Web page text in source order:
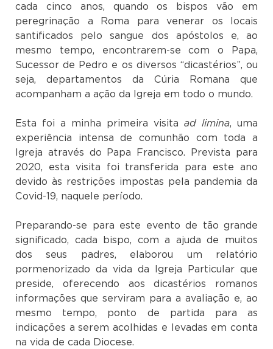
cada cinco anos, quando os bispos vão em
peregrinação a Roma para venerar os locais
santificados pelo sangue dos apóstolos e, ao
mesmo tempo, encontrarem-se com o Papa,
Sucessor de Pedro e os diversos “dicastérios”, ou
seja, departamentos da Cúria Romana que
acompanham a ação da Igreja em todo o mundo.
Esta foi a minha primeira visita ad limina, uma
experiência intensa de comunhão com toda a
Igreja através do Papa Francisco. Prevista para
2020, esta visita foi transferida para este ano
devido às restrições impostas pela pandemia da
Covid-19, naquele período.
Preparando-se para este evento de tão grande
significado, cada bispo, com a ajuda de muitos
dos seus padres, elaborou um relatório
pormenorizado da vida da Igreja Particular que
preside, oferecendo aos dicastérios romanos
informações que serviram para a avaliação e, ao
mesmo tempo, ponto de partida para as
indicações a serem acolhidas e levadas em conta
na vida de cada Diocese.